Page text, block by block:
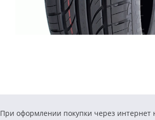
При оформлении покупки через интернет